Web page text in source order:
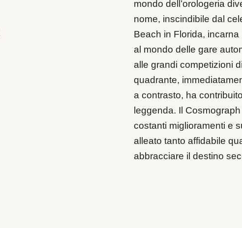
mondo dell’orologeria
nome, inscindibile dal
Beach in Florida,
al mondo delle gare
alle grandi competizioni
quadrante,
a contrasto, ha
leggenda. Il
costanti miglioramenti e
alleato tanto affidabile
abbracciare il destino